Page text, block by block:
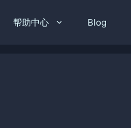
帮助中心 Blog